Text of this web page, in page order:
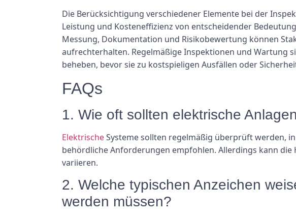
Die Berücksichtigung verschiedener Elemente bei der
Leistung und Kosteneffizienz von entscheidender
Messung, Dokumentation und Risikobewertung können
aufrechterhalten. Regelmäßige Inspektionen und Wartung
beheben, bevor sie zu kostspieligen Ausfällen oder
FAQs
1. Wie oft sollten elektrische
ElektrischeSysteme sollten regelmäßig überprüft werden,
behördliche Anforderungen empfohlen. Allerdings kann
variieren.
2. Welche typischen Anzeichen
werden müssen?